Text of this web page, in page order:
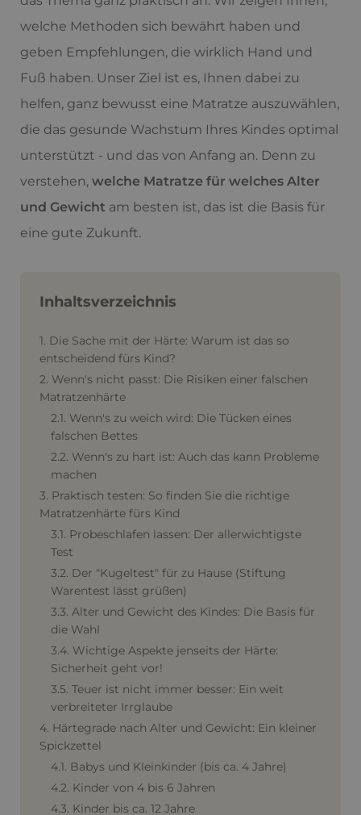
welche Methoden sich bewährt haben und
geben Empfehlungen, die wirklich Hand und
Fuß haben. Unser Ziel ist es, Ihnen dabei zu
helfen, ganz bewusst eine Matratze auszuwählen,
die das gesunde Wachstum Ihres Kindes optimal
unterstützt - und das von Anfang an. Denn zu
verstehen, welche Matratze für welches Alter
und Gewicht am besten ist, das ist die Basis für
eine gute Zukunft.
Inhaltsverzeichnis
1. Die Sache mit der Härte: Warum ist das so
entscheidend fürs Kind?
2. Wenn's nicht passt: Die Risiken einer falschen
Matratzenhärte
2.1. Wenn's zu weich wird: Die Tücken eines
falschen Bettes
2.2. Wenn's zu hart ist: Auch das kann Probleme
machen
3. Praktisch testen: So finden Sie die richtige
Matratzenhärte fürs Kind
3.1. Probeschlafen lassen: Der allerwichtigste
Test
3.2. Der "Kugeltest" für zu Hause (Stiftung
Warentest lässt grüßen)
3.3. Alter und Gewicht des Kindes: Die Basis für
die Wahl
3.4. Wichtige Aspekte jenseits der Härte:
Sicherheit geht vor!
3.5. Teuer ist nicht immer besser: Ein weit
verbreiteter Irrglaube
4. Härtegrade nach Alter und Gewicht: Ein kleiner
Spickzettel
4.1. Babys und Kleinkinder (bis ca. 4 Jahre)
4.2. Kinder von 4 bis 6 Jahren
4.3. Kinder bis ca. 12 Jahre